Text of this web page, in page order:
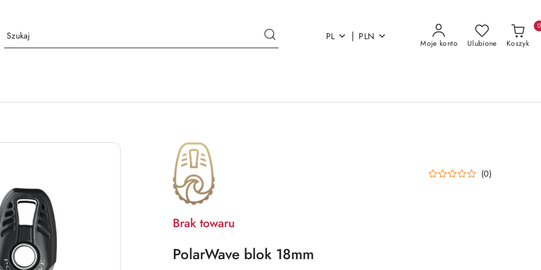
PL | PLN
Moje konto Ulubione Koszyk
0
NAZWA
PRODUCENTA:
POLARWAVE
(0)
Brak towaru
PolarWave blok 18mm